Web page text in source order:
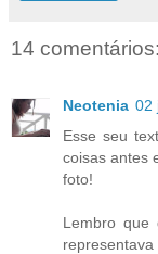
14 comentários:
Neotenia 02
Esse seu
coisas antes
foto!
Lembro